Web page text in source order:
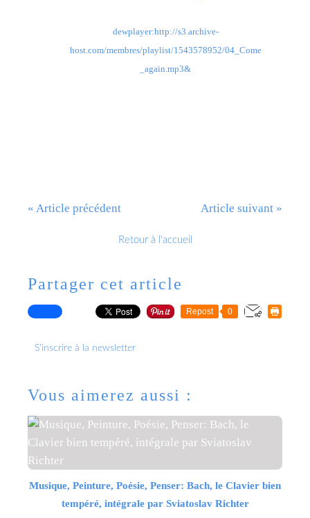
dewplayer:http://s3.archive-
host.com/membres/playlist/1543578952/04_Come
_again.mp3&
« Article précédent Article suivant »
Retour à l'accueil
Partager cet article
Repost 0
S'inscrire à la newsletter
Vous aimerez aussi :
Musique, Peinture, Poésie, Penser: Bach, le Clavier bien
tempéré, intégrale par Sviatoslav Richter